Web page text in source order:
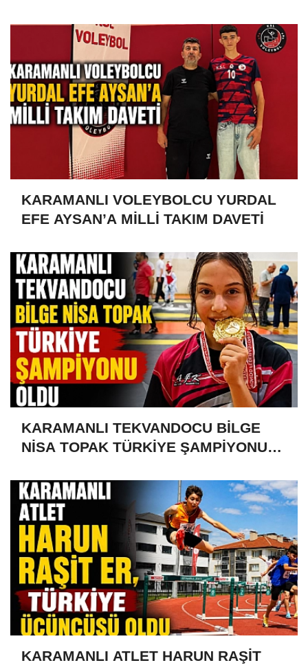
KARAMANLI VOLEYBOLCU YURDAL
EFE AYSAN’A MİLLİ TAKIM DAVETİ
KARAMANLI TEKVANDOCU BİLGE
NİSA TOPAK TÜRKİYE ŞAMPİYONU
KARAMANLI ATLET HARUN RAŞİT